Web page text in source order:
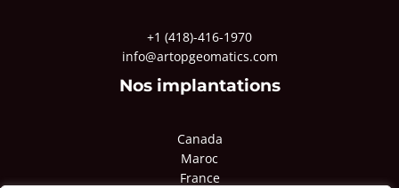
+1 (418)-416-1970
info@artopgeomatics.com
Nos implantations
Canada
Maroc
France